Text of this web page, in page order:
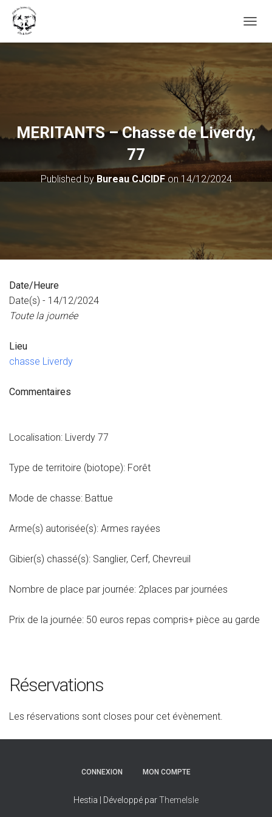
MERITANTS – Chasse de Liverdy,
77
Published byBureau CJCIDFon14/12/2024
Date/Heure
Date(s) - 14/12/2024
Toute la journée
Lieu
chasse Liverdy
Commentaires
Localisation: Liverdy 77
Type de territoire (biotope): Forêt
Mode de chasse: Battue
Arme(s) autorisée(s): Armes rayées
Gibier(s) chassé(s): Sanglier, Cerf, Chevreuil
Nombre de place par journée: 2places par journées
Prix de la journée: 50 euros repas compris+ pièce au garde
Réservations
Les réservations sont closes pour cet évènement.
CONNEXION MON COMPTE
Hestia | Développé parThemeIsle